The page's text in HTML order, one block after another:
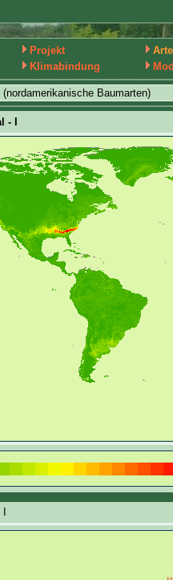
Projekt
Klimabindung
(nordamerikanische Baumarten)
- I